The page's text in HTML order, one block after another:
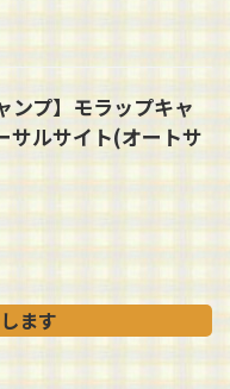
ンプ】モラップキャ
サルサイト(オートサ
ます